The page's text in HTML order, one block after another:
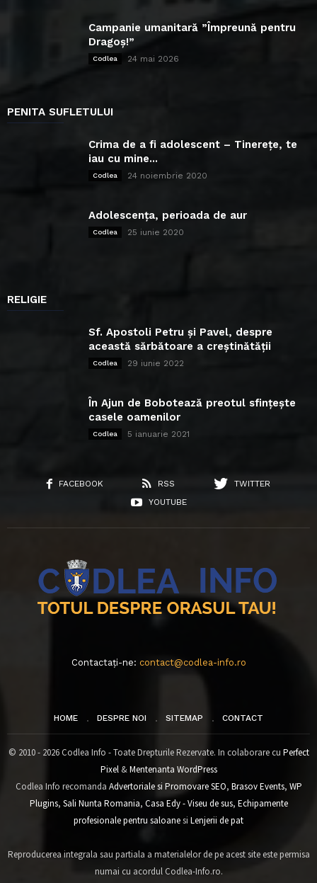
Campanie umanitară ”Împreună pentru
Dragoș!”
Codlea 24 mai 2026
PENITA SUFLETULUI
Crima de a fi adolescent – Tinerețe, te
iau cu mine...
Codlea 24 noiembrie 2020
Adolescența, perioada de aur
Codlea 25 iunie 2020
RELIGIE
Sf. Apostoli Petru și Pavel, despre
această sărbătoare a creștinătății
Codlea 29 iunie 2022
În Ajun de Bobotează preotul sfințește
casele oamenilor
Codlea 5 ianuarie 2021
FACEBOOK RSS
TWITTER
YOUTUBE
Contactați-ne: contact@codlea-info.ro
HOME DESPRE NOI SITEMAP CONTACT
© 2010 - 2026 Codlea Info - Toate Drepturile Rezervate. In colaborare cu Perfect
Pixel&Mentenanta WordPress
Codlea Info recomanda Advertoriale si Promovare SEO, Brasov Events, WP
Plugins, Sali Nunta Romania, Casa Edy - Viseu de sus, Echipamente
profesionale pentru saloanesi Lenjerii de pat
Reproducerea integrala sau partiala a materialelor de pe acest site este permisa
numai cu acordul Codlea-Info.ro.